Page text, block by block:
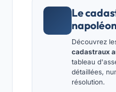
Le
Découvrez
cadastraux
tableau
détaillées,
résolution.